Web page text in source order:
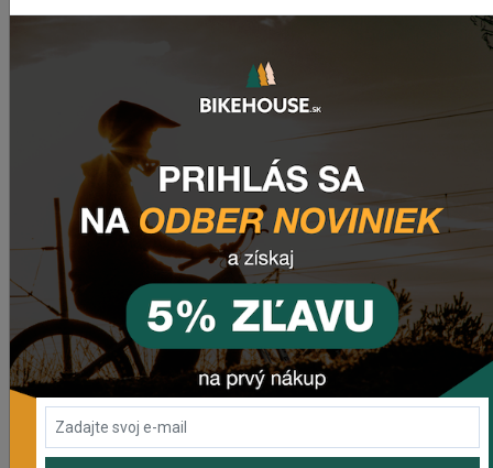
9 RÝCHLOSTNÉ
Reťaz MTB KMC E9 132ČL
Na sklade
528,26 Kč
DO KOŠÍKA